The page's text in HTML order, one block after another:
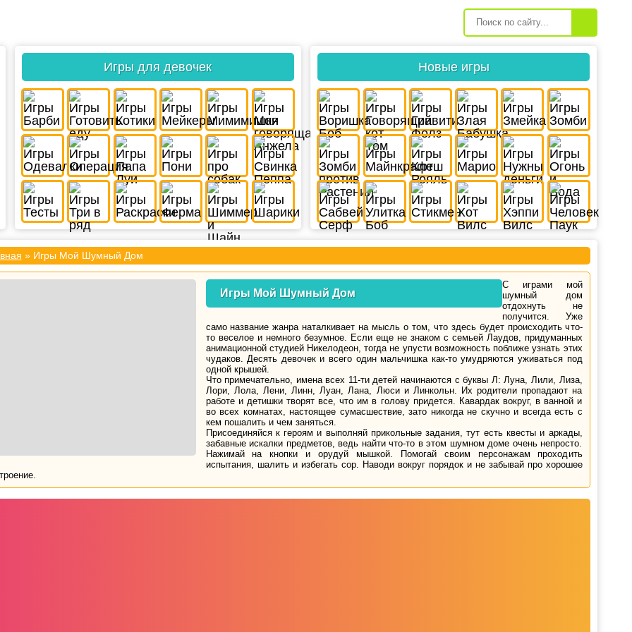
Игры для девочек Новые игры
» Игры Мой Шумный Дом
Игры Мой Шумный Дом
С играми мой
шумный дом
отдохнуть не
получится. Уже
само название жанра наталкивает на мысль о том, что здесь будет происходить что-
то веселое и немного безумное. Если еще не знаком с семьей Лаудов, придуманных
анимационной студией Никелодеон, тогда не упусти возможность поближе узнать этих
чудаков. Десять девочек и всего один мальчишка как-то умудряются уживаться под
одной крышей.
Что примечательно, имена всех 11-ти детей начинаются с буквы Л: Луна, Лили, Лиза,
Лори, Лола, Лени, Линн, Луан, Лана, Люси и Линкольн. Их родители пропадают на
работе и детишки творят все, что им в голову придется. Кавардак вокруг, в ванной и
во всех комнатах, настоящее сумасшествие, зато никогда не скучно и всегда есть с
кем пошалить и чем заняться.
Присоединяйся к героям и выполняй прикольные задания, тут есть квесты и аркады,
забавные искалки предметов, ведь найти что-то в этом шумном доме очень непросто.
Нажимай на кнопки и орудуй мышкой. Помогай своим персонажам проходить
испытания, шалить и избегать сор. Наводи вокруг порядок и не забывай про хорошее